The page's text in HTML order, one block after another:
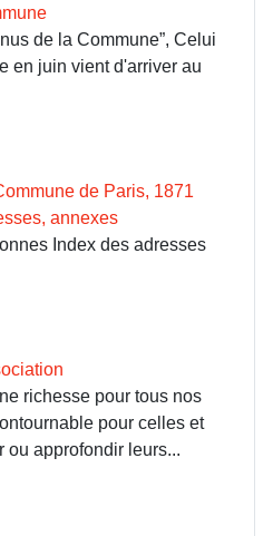
de la Commune”, Celui
en juin vient d'arriver au
de Paris, 1871
annexes
Index des adresses
richesse pour tous nos
pour celles et
ou approfondir leurs...